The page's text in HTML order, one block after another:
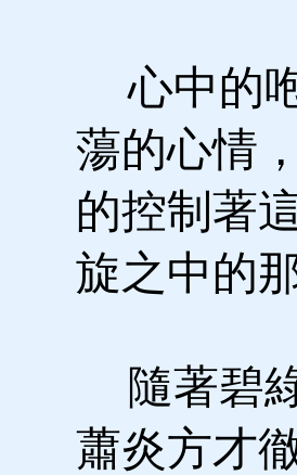
心中的
蕩的心情
的控制著
旋之中的
隨著碧
蕭炎方才